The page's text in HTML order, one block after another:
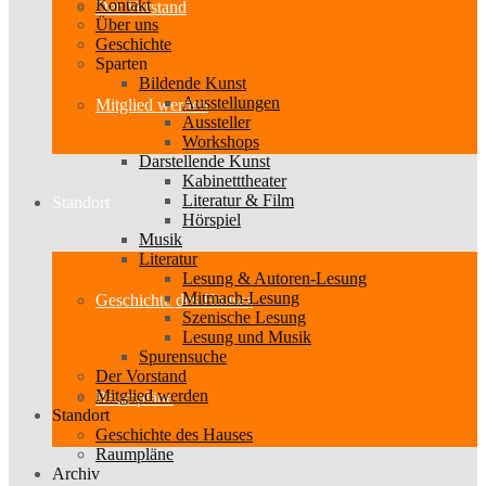
Der Vorstand
Mitglied werden
Standort
Geschichte des Hauses
Raumpläne
Kontakt
Über uns
Geschichte
Sparten
Bildende Kunst
Ausstellungen
Aussteller
Workshops
Darstellende Kunst
Kabinetttheater
Literatur & Film
Hörspiel
Musik
Literatur
Lesung & Autoren-Lesung
Mitmach-Lesung
Szenische Lesung
Lesung und Musik
Spurensuche
Der Vorstand
Mitglied werden
Standort
Geschichte des Hauses
Raumpläne
Archiv